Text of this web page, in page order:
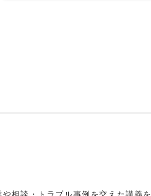
相談・トラブル事例を交えた講義を